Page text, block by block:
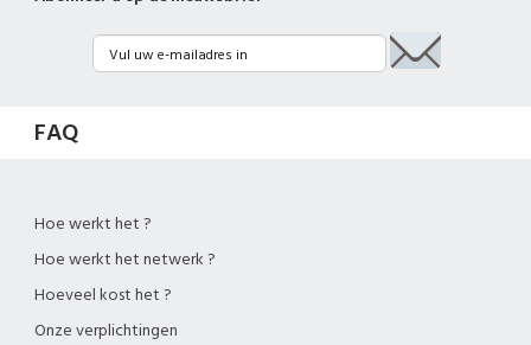
FAQ
Hoe werkt het ?
Hoe werkt het netwerk ?
Hoeveel kost het ?
Onze verplichtingen